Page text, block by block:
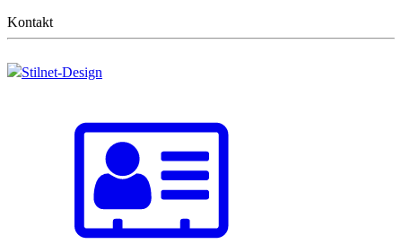
Kontakt
Stilnet-Design